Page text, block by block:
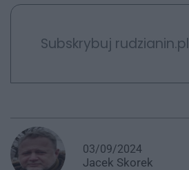
Subskrybuj rudzianin.pl
03/09/2024
Jacek Skorek